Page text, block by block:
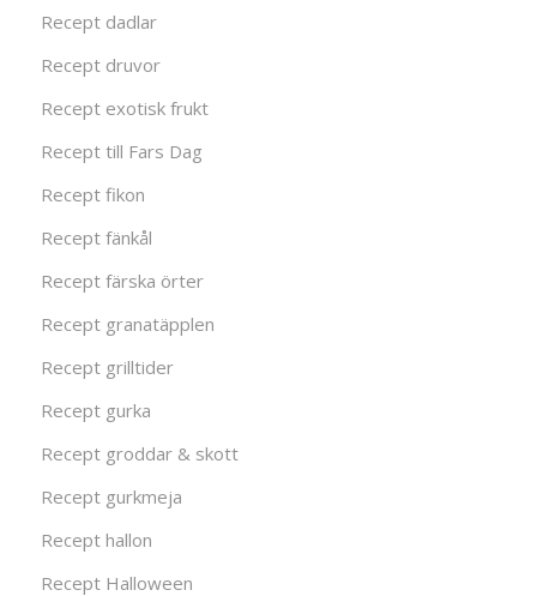
Recept dadlar
Recept druvor
Recept exotisk frukt
Recept till Fars Dag
Recept fikon
Recept fänkål
Recept färska örter
Recept granatäpplen
Recept grilltider
Recept gurka
Recept groddar & skott
Recept gurkmeja
Recept hallon
Recept Halloween